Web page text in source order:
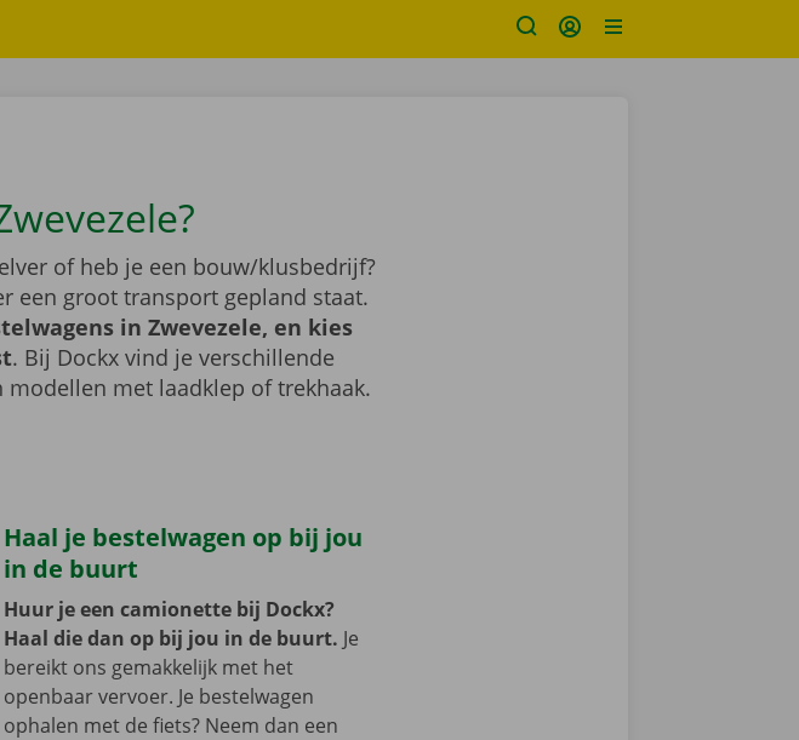
of heb je een bouw/klusbedrijf?
een groot transport gepland staat.
in Zwevezele, en kies
. Bij Dockx vind je verschillende
met laadklep of trekhaak.
Haal je bestelwagen op bij jou
in de buurt
Huur je een camionette bij Dockx?
Haal die dan op bij jou in de buurt. Je
bereikt ons gemakkelijk met het
openbaar vervoer. Je bestelwagen
ophalen met de fiets? Neem dan een